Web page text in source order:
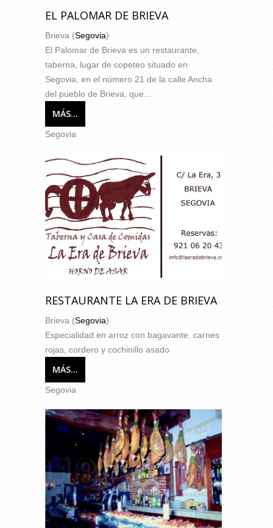
EL PALOMAR DE BRIEVA
Brieva (Segovia)
El Palomar de Brieva es un restaurante,
taberna, lugar de copeteo situado en
Segovia, en el número 21 de la calle Ancha
del pueblo de Brieva, que...
MÁS...
Segovia
RESTAURANTE LA ERA DE BRIEVA
Brieva (Segovia)
Especialidad en arroz con bagavante, carnes
rojas, cordero y cochinillo asado
MÁS...
Segovia